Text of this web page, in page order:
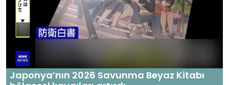
Japonya’nın 2026 Savunma Beyaz Kitabı